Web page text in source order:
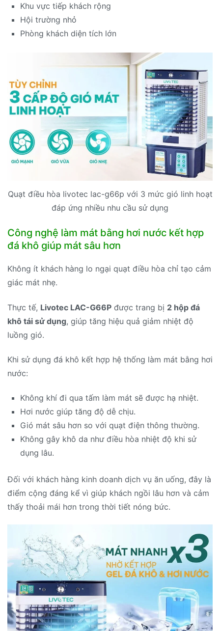
Khu vực tiếp khách rộng
Hội trường nhỏ
Phòng khách diện tích lớn
Quạt điều hòa livotec lac-g66p với 3 mức gió linh hoạt
đáp ứng nhiều nhu cầu sử dụng
Công nghệ làm mát bằng hơi nước kết hợp
đá khô giúp mát sâu hơn
Không ít khách hàng lo ngại quạt điều hòa chỉ tạo cảm
giác mát nhẹ.
Thực tế, Livotec LAC-G66P được trang bị 2 hộp đá
khô tái sử dụng, giúp tăng hiệu quả giảm nhiệt độ
luồng gió.
Khi sử dụng đá khô kết hợp hệ thống làm mát bằng hơi
nước:
Không khí đi qua tấm làm mát sẽ được hạ nhiệt.
Hơi nước giúp tăng độ dễ chịu.
Gió mát sâu hơn so với quạt điện thông thường.
Không gây khô da như điều hòa nhiệt độ khi sử
dụng lâu.
Đối với khách hàng kinh doanh dịch vụ ăn uống, đây là
điểm cộng đáng kể vì giúp khách ngồi lâu hơn và cảm
thấy thoải mái hơn trong thời tiết nóng bức.